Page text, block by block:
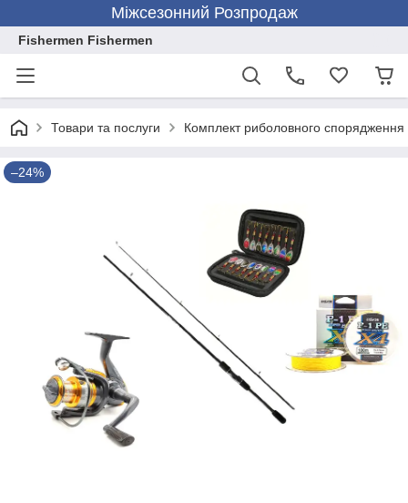
Міжсезонний Розпродаж
Fishermen Fishermen
Товари та послуги Комплект риболовного спорядження
–24%